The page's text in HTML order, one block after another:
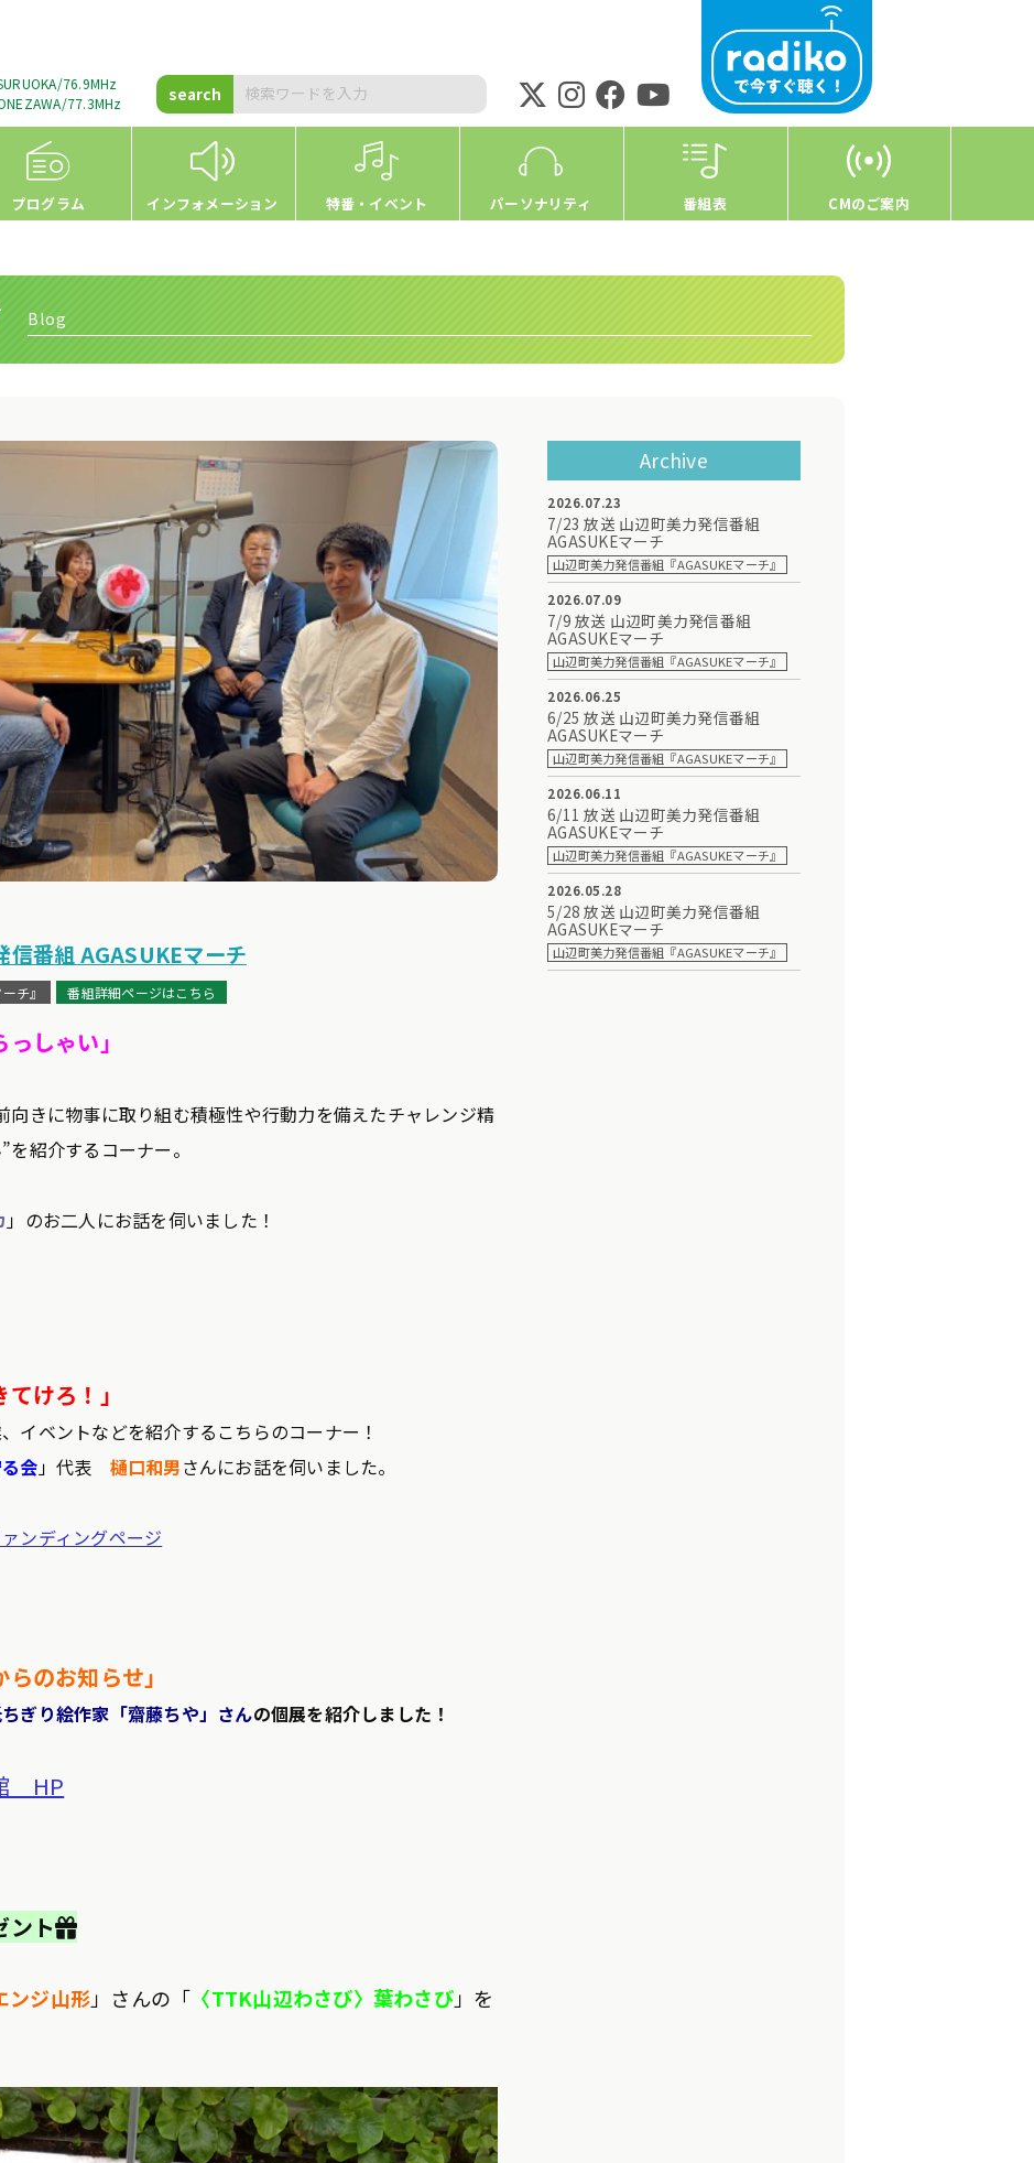
76.9MHz
77.3MHz search
プログラム インフォメーション 特番・イベント パーソナリティ 番組表 CMのご案内
Blog
番組 AGASUKEマーチ
チ』 番組詳細ページはこちら
しゃい」
向きに物事に取り組む積極性や行動力を備えたチャレンジ精
紹介するコーナー。
」のお二人にお話を伺いました！
けろ！」
イベントなどを紹介するこちらのコーナー！
会」代表 樋口和男さんにお話を伺いました。
ンディングページ
のお知らせ」
ぎり絵作家「齋藤ちや」さんの個展を紹介しました！
HP
ント🎁
ンジ山形」さんの「 〈TTK山辺わさび〉葉わさび」を
Archive
2026.07.23
7/23 放送 山辺町美力発信番組
AGASUKEマーチ
山辺町美力発信番組『AGASUKEマーチ』
2026.07.09
7/9 放送 山辺町美力発信番組
AGASUKEマーチ
山辺町美力発信番組『AGASUKEマーチ』
2026.06.25
6/25 放送 山辺町美力発信番組
AGASUKEマーチ
山辺町美力発信番組『AGASUKEマーチ』
2026.06.11
6/11 放送 山辺町美力発信番組
AGASUKEマーチ
山辺町美力発信番組『AGASUKEマーチ』
2026.05.28
5/28 放送 山辺町美力発信番組
AGASUKEマーチ
山辺町美力発信番組『AGASUKEマーチ』